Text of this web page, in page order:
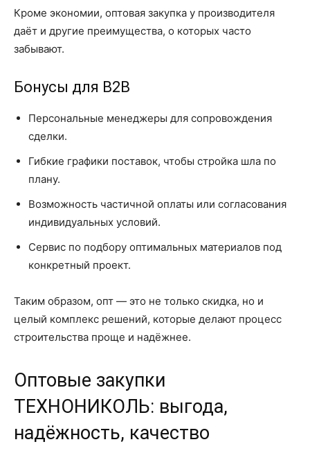
Кроме экономии, оптовая закупка у производителя
даёт и другие преимущества, о которых часто
забывают.
Бонусы для B2B
Персональные менеджеры для сопровождения
сделки.
Гибкие графики поставок, чтобы стройка шла по
плану.
Возможность частичной оплаты или согласования
индивидуальных условий.
Сервис по подбору оптимальных материалов под
конкретный проект.
Таким образом, опт — это не только скидка, но и
целый комплекс решений, которые делают процесс
строительства проще и надёжнее.
Оптовые закупки
ТЕХНОНИКОЛЬ: выгода,
надёжность, качество